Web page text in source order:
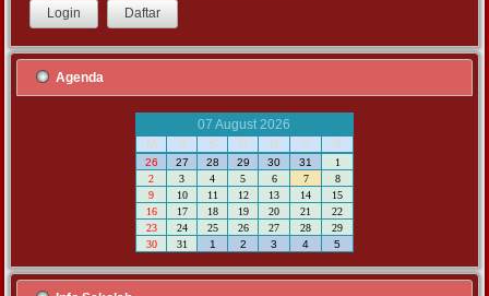
Agenda
07 August 2026
M
S S R K J S
26 27 28 29 30 31
1
2
3 4 5 6 7
8
9
10 11 12 13 14
15
16
17 18 19 20 21
22
23
24 25 26 27 28
29
30
31 1 2 3 4 5